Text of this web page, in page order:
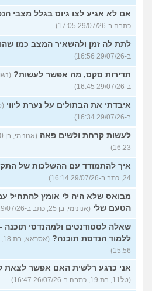
אם לא אגיע לצו גיוס בגלל מצבי
כתבה ב-29/07/26 17:05)
לתת לה זמן ולהשאיר המצב כמו
ב-29/07/26 16:56)
תדירות סקס, מה אפשר לעשות?
ב-29/07/26 16:45)
איבדתי את הבתולים על נערת ליווי
ב-29/07/26 16:34)
לעשות קרחת ולשים פאה
16:23)
איך להתמודד עם ההשלכות של
24, כתב ב-29/07/26 16:14)
מבואס שלא היה לי אומץ להתחיל
הטעם שלי (אנונימי, בן 25, כתב ב-29/07/26 16:05)
שאלה לסטודנטים ולמהנדסי תוכנה
ללמוד הנדסת תוכנה?
15:56)
אני כרגע רלשית האם אפשר לצאת
(טל11, בת 19, כתבה ב-26/07/26 16:47)